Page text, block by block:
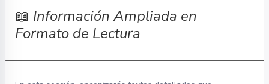
📖 Información Ampliada en
Formato de Lectura